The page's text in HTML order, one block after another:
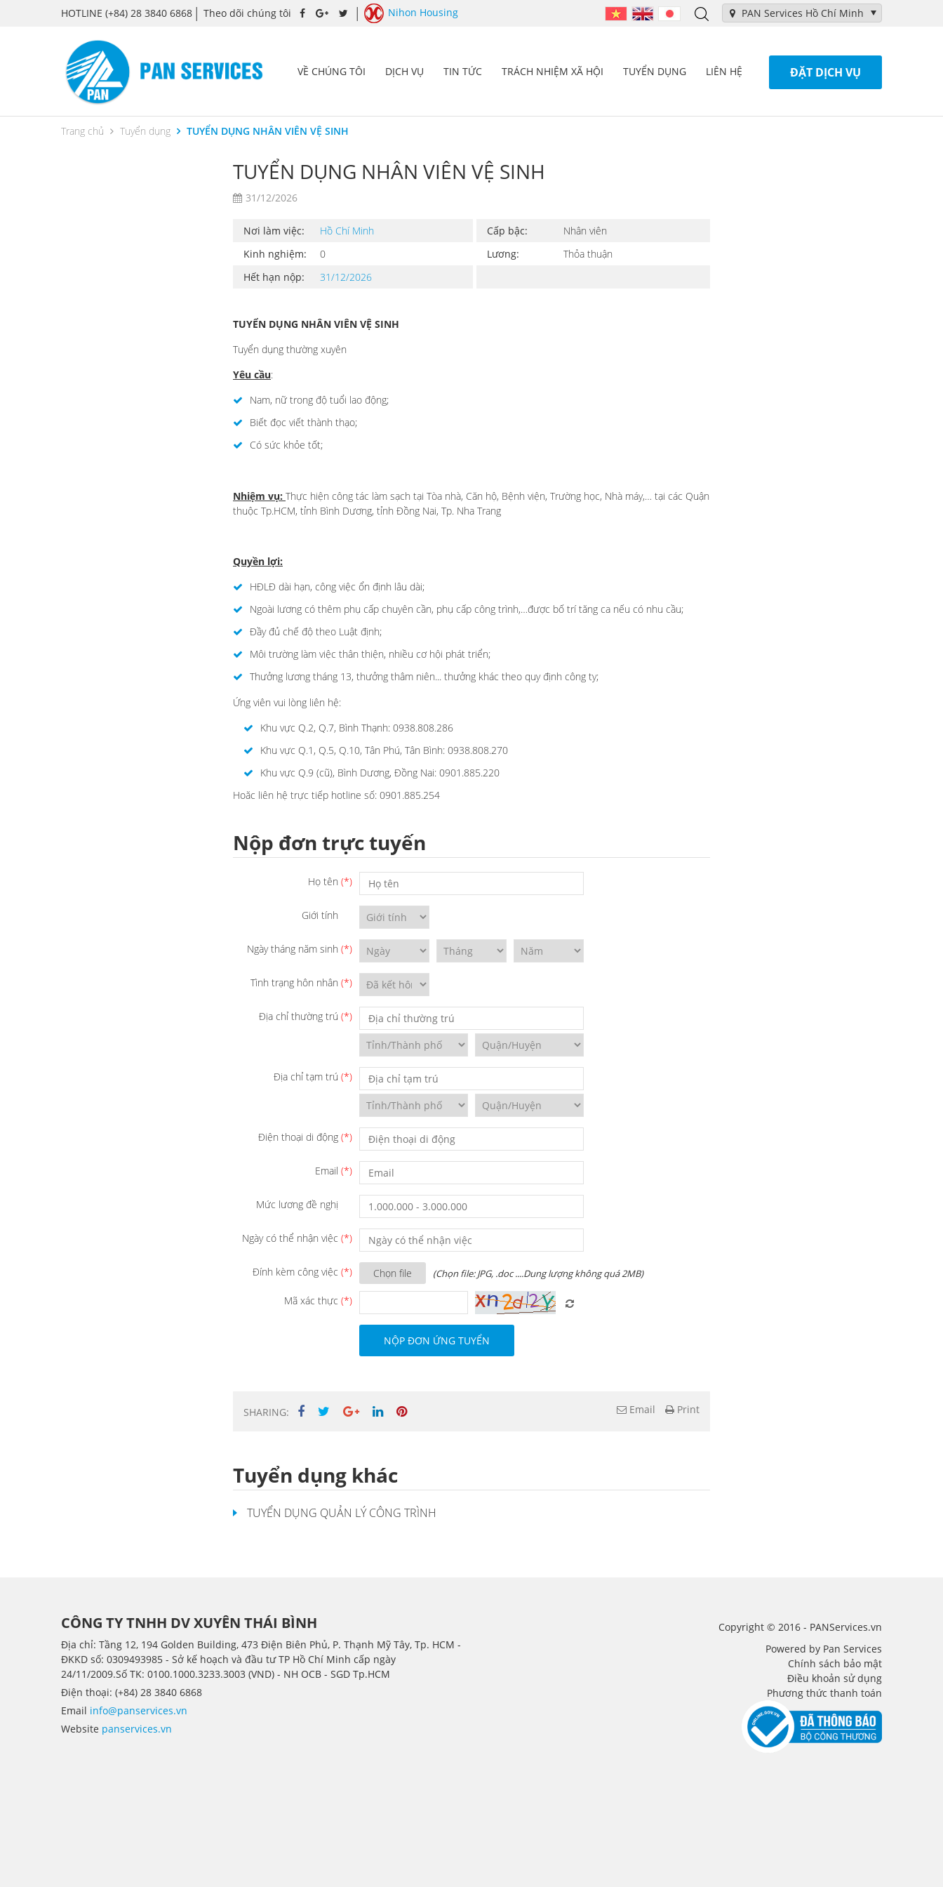
HOTLINE (+84) 28 3840 6868 Theo dõi chúng tôi Nihon Housing PAN Services Hồ Chí Minh
VỀ CHÚNG TÔI DỊCH VỤ TIN TỨC TRÁCH NHIỆM XÃ HỘI TUYỂN DỤNG LIÊN HỆ ĐẶT DỊCH VỤ
Trang chủ Tuyển dụng TUYỂN DỤNG NHÂN VIÊN VỆ SINH
TUYỂN DỤNG NHÂN VIÊN VỆ SINH
31/12/2026
Nơi làm việc: Hồ Chí Minh Cấp bậc:
Nhân viên
Kinh nghiệm:
0 Lương:
Thỏa thuận
Hết hạn nộp:
31/12/2026
TUYỂN DỤNG NHÂN VIÊN VỆ SINH
Tuyển dụng thường xuyên
Yêu cầu:
Nam, nữ trong độ tuổi lao động;
Biết đọc viết thành thạo;
Có sức khỏe tốt;
Nhiệm vụ: Thực hiện công tác làm sạch tại Tòa nhà, Căn hộ, Bệnh viện, Trường học, Nhà máy,… tại các Quận
thuộc Tp.HCM, tỉnh Bình Dương, tỉnh Đồng Nai, Tp. Nha Trang
Quyền lợi:
HĐLĐ dài hạn, công việc ổn định lâu dài;
Ngoài lương có thêm phụ cấp chuyên cần, phụ cấp công trình,…được bố trí tăng ca nếu có nhu cầu;
Đầy đủ chế độ theo Luật định;
Môi trường làm việc thân thiện, nhiều cơ hội phát triển;
Thưởng lương tháng 13, thưởng thâm niên... thưởng khác theo quy định công ty;
Ứng viên vui lòng liên hệ:
Khu vực Q.2, Q.7, Bình Thạnh: 0938.808.286
Khu vực Q.1, Q.5, Q.10, Tân Phú, Tân Bình: 0938.808.270
Khu vực Q.9 (cũ), Bình Dương, Đồng Nai: 0901.885.220
Hoăc liên hệ trực tiếp hotline số: 0901.885.254
Nộp đơn trực tuyến
Họ tên
Giới tính
Ngày tháng năm sinh
Tình trạng hôn nhân
Địa chỉ thường trú
Địa chỉ tạm trú
Điện thoại di động
Email
Mức lương đề nghị
Ngày có thể nhận việc
Đính kèm công việc Chọn file (Chọn file: JPG, .doc ....Dung lượng không quá 2MB)
Mã xác thực
NỘP ĐƠN ỨNG TUYỂN
SHARING: Email Print
Tuyển dụng khác
TUYỂN DỤNG QUẢN LÝ CÔNG TRÌNH
CÔNG TY TNHH DV XUYÊN THÁI BÌNH
Địa chỉ: Tầng 12, 194 Golden Building, 473 Điện Biên Phủ, P. Thạnh Mỹ Tây, Tp. HCM -
ÐKKD số: 0309493985 - Sở kế hoạch và đầu tư TP Hồ Chí Minh cấp ngày
24/11/2009.Số TK: 0100.1000.3233.3003 (VND) - NH OCB - SGD Tp.HCM
Điện thoại: (+84) 28 3840 6868
Email info@panservices.vn
Website panservices.vn
Copyright © 2016 - PANServices.vn
Powered by Pan Services
Chính sách bảo mật
Điều khoản sử dụng
Phương thức thanh toán